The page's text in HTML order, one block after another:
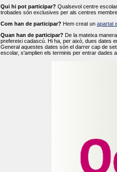
Qui hi pot participar? Qualsevol centre
trobades són exclusives per als centres
Com han de participar? Hem creat un apartat
Quan han de participar? De la mateixa
prefereixi cadascú. Hi ha, per això, dues dates
General aquestes dates són el darrer cap de
escolar, s'amplien els terminis per entrar dades